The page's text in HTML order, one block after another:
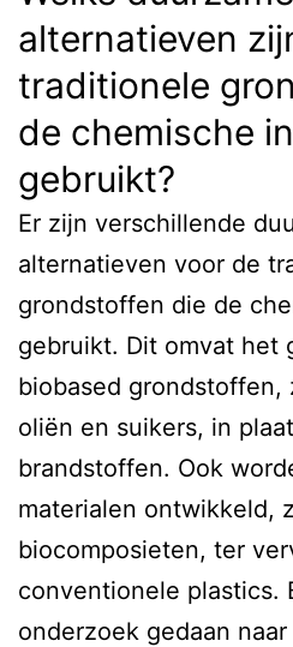
alternatieven
traditionele
de chemische
gebruikt?
Er zijn verschillende
alternatieven voor de
grondstoffen die de
gebruikt. Dit omvat het
biobased grondstoffen,
oliën en suikers, in
brandstoffen. Ook
materialen ontwikkeld,
biocomposieten, ter
conventionele plastics.
onderzoek gedaan